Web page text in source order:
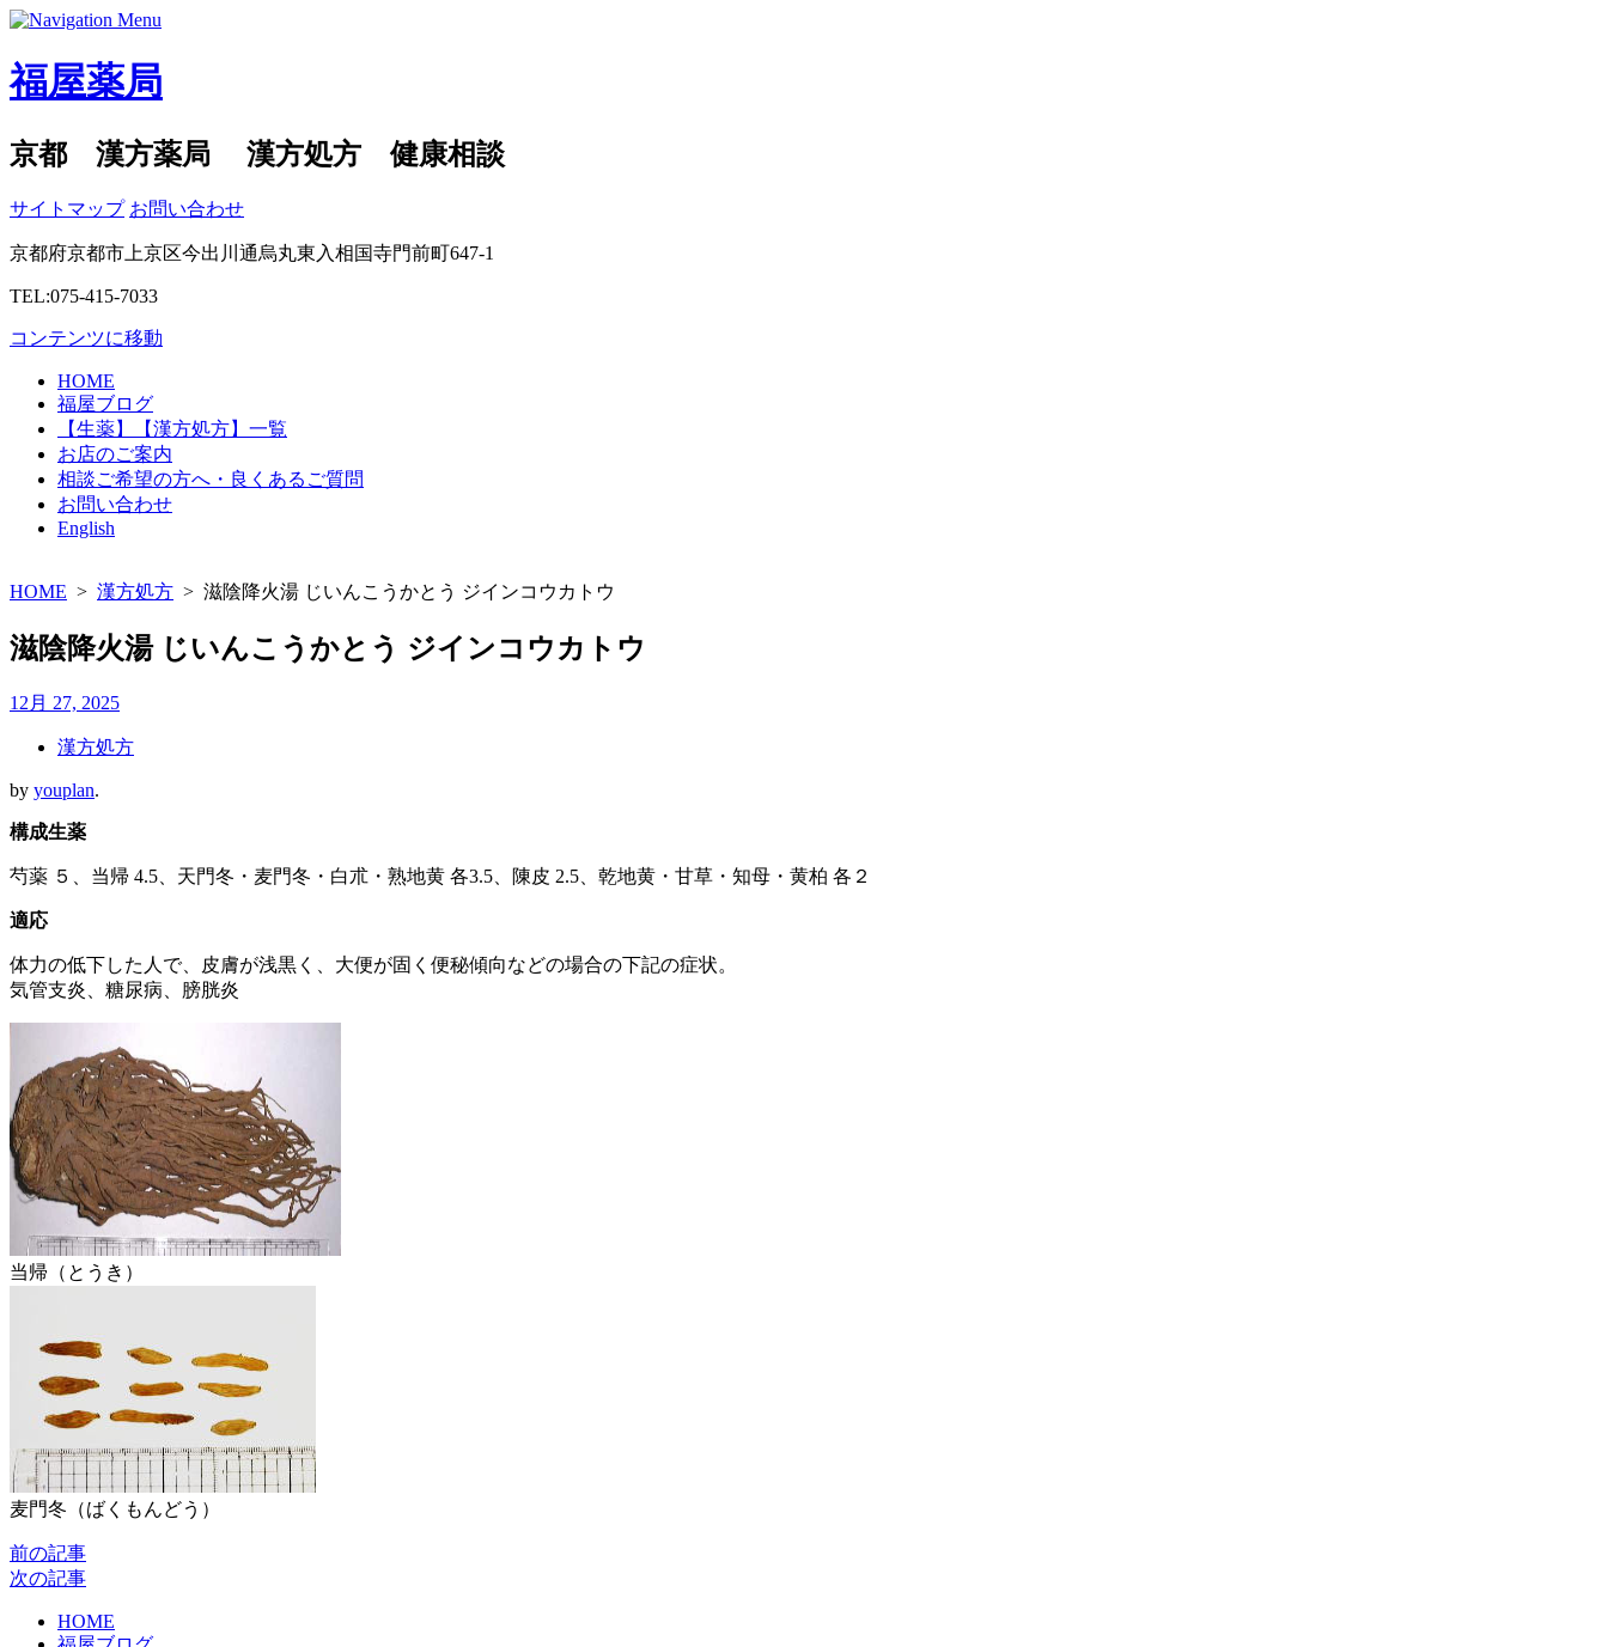
福屋薬局
京都 漢方薬局 漢方処方 健康相談
サイトマップ お問い合わせ
京都府京都市上京区今出川通烏丸東入相国寺門前町647-1
TEL:075-415-7033
コンテンツに移動
HOME
福屋ブログ
【生薬】【漢方処方】一覧
お店のご案内
相談ご希望の方へ・良くあるご質問
お問い合わせ
English
HOME 漢方処方 滋陰降火湯 じいんこうかとう ジインコウカトウ
滋陰降火湯 じいんこうかとう ジインコウカトウ
12月 27, 2025
漢方処方
by youplan
構成生薬
芍薬 ５、当帰 4.5、天門冬・麦門冬・白朮・熟地黄 各3.5、陳皮 2.5、乾地黄・甘草・知母・黄柏 各２
適応
体力の低下した人で、皮膚が浅黒く、大便が固く便秘傾向などの場合の下記の症状。
気管支炎、糖尿病、膀胱炎
当帰（とうき）
麦門冬（ばくもんどう）
前の記事
次の記事
HOME
福屋ブログ